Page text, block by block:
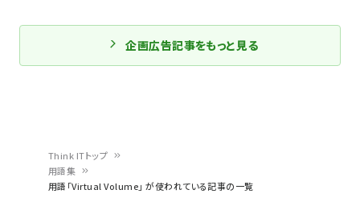
Think ITトップ
用語集
用語「Virtual Volume」 が使われている記事の一覧
企画広告記事をもっと見る